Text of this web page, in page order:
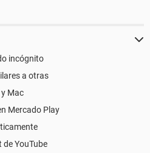
incógnito
a otras
y Mac
Mercado Play
YouTube